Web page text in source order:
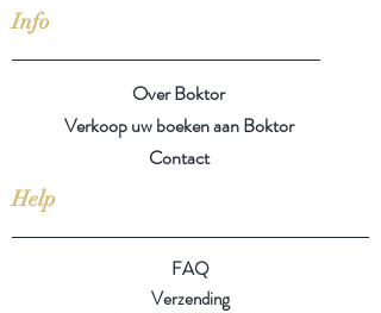
Info
Over Boktor
Verkoop uw boeken aan Boktor
Contact
Help
FAQ
Verzending